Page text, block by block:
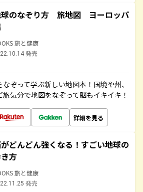
のなぞり方 旅地図 ヨーロッパ
旅と健康
発売
ぞって学ぶ新しい地図本！国境や州、
気分で地図をなぞって脳もイキイキ！
詳細を見る
どんどん強くなる！すごい地球の
方
旅と健康
発売